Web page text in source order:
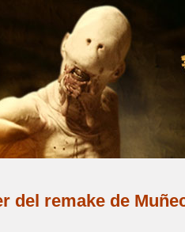
del remake de